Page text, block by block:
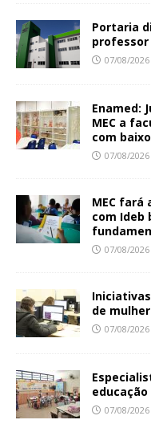
Portaria
07/08/2026
Enamed:
MEC a
com
07/08/2026
MEC fará
com Ideb
07/08/2026
de
07/08/2026
07/08/2026